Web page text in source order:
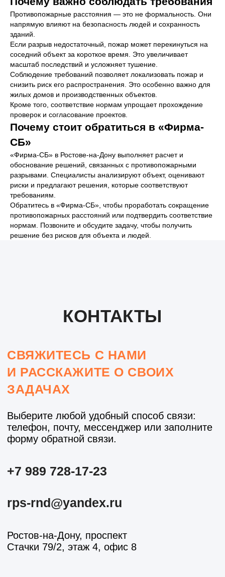
Противопожарные расстояния — это не формальность. Они
напрямую влияют на безопасность людей и сохранность
зданий.
Если разрыв недостаточный, пожар может перекинуться на
соседний объект за короткое время. Это увеличивает
масштаб последствий и усложняет тушение.
Соблюдение требований позволяет локализовать пожар и
снизить риск его распространения. Это особенно важно для
жилых домов и производственных объектов.
Кроме того, соответствие нормам упрощает прохождение
проверок и согласование проектов.
Почему стоит обратиться в «Фирма-
СБ»
«Фирма-СБ» в Ростове-на-Дону выполняет расчет и
обоснование решений, связанных с противопожарными
разрывами. Специалисты анализируют объект, оценивают
риски и предлагают решения, которые соответствуют
требованиям.
Обратитесь в «Фирма-СБ», чтобы проработать сокращение
противопожарных расстояний или подтвердить соответствие
нормам. Позвоните и обсудите задачу, чтобы получить
решение без рисков для объекта и людей.
КОНТАКТЫ
КОНТАКТЫ
Ростов-на-Дону, проспект
Стачки 79/2, этаж 4, офис 8
rps-rnd@yandex.ru
Ваше имя*
+7
e-mail
Опишите Вашу задачу*
+7 989 728-17-23
Нажимая кнопку "Отправить", Вы соглашаетесь с
политикой конфиденциальности